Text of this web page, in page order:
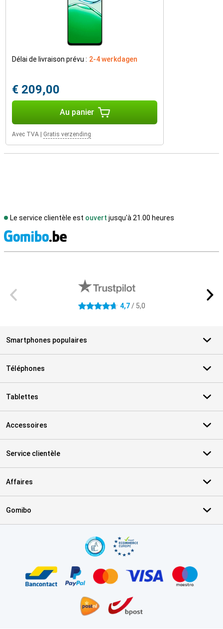
Délai de livraison prévu : 2-4 werkdagen
€ 209,00
Au panier
Avec TVA Gratis verzending
Le service clientèle est ouvert jusqu'à 21.00 heures
4.7 étoiles 4,7/ 5,0
Smartphones populaires
Téléphones
Tablettes
Accessoires
Service clientèle
Affaires
Gomibo